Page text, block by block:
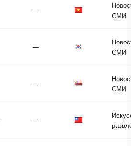
—
СМИ
—
СМИ
—
СМИ
—